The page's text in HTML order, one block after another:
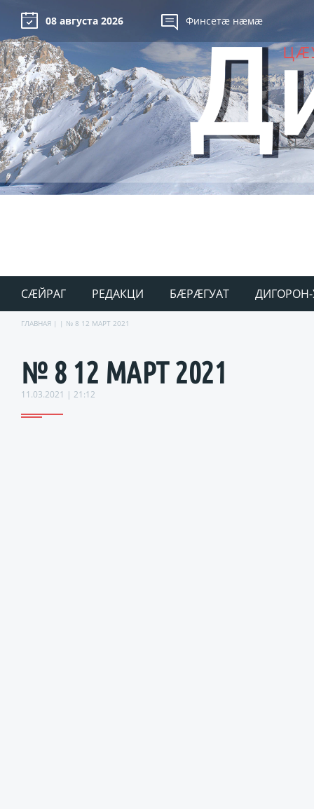
08 августа 2026 Финсетæ нæмæ
СÆЙРАГ РЕДАКЦИ БÆРÆГУАТ ДИГОРОН-
ГЛАВНАЯ | | № 8 12 МАРТ 2021
№ 8 12 МАРТ 2021
11.03.2021 | 21:12